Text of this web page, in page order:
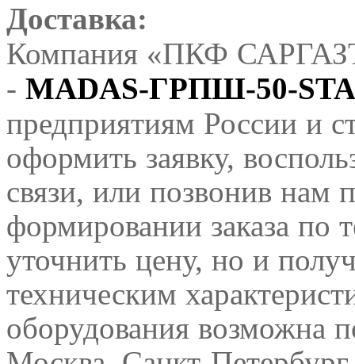
Доставка:
Компания «ПКФ
-MADAS-ГРПШ-50-
предприятиям России и
оформить заявку,
связи, или позвонив нам
формировании заказа по
уточнить цену, но и
техническим
оборудования возможна